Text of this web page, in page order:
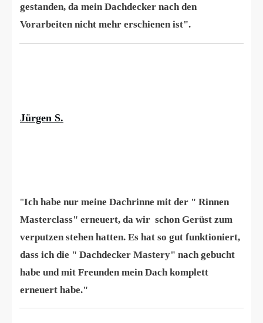
gestanden, da mein Dachdecker nach den
Vorarbeiten nicht mehr erschienen ist".
Jürgen S.
❝
"Ich habe nur meine Dachrinne mit der " Rinnen
Masterclass" erneuert, da wir schon Gerüst zum
verputzen stehen hatten. Es hat so gut funktioniert,
dass ich die " Dachdecker Mastery" nach gebucht
habe und mit Freunden mein Dach komplett
erneuert habe."